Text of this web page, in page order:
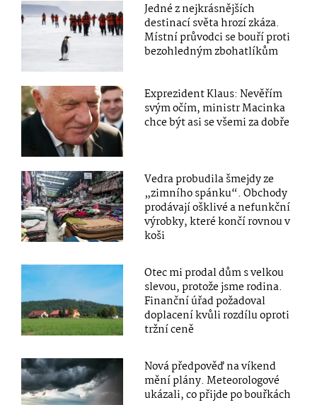
Jedné z nejkrásnějších
destinací světa hrozí zkáza.
Místní průvodci se bouří proti
bezohledným zbohatlíkům
Exprezident Klaus: Nevěřím
svým očím, ministr Macinka
chce být asi se všemi za dobře
Vedra probudila šmejdy ze
„zimního spánku“. Obchody
prodávají ošklivé a nefunkční
výrobky, které končí rovnou v
koši
Otec mi prodal dům s velkou
slevou, protože jsme rodina.
Finanční úřad požadoval
doplacení kvůli rozdílu oproti
tržní ceně
Nová předpověď na víkend
mění plány. Meteorologové
ukázali, co přijde po bouřkách